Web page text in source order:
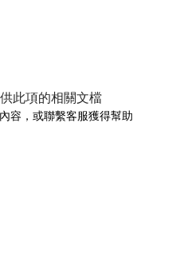
此項的相關文檔
容，或聯繫客服獲得幫助